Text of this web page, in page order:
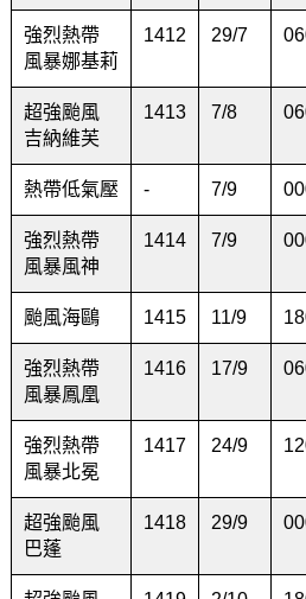
強烈熱帶
風暴娜基莉
1412 29/7
超強颱風
吉納維芙
1413 7/8
熱帶低氣壓 - 7/9
強烈熱帶
風暴風神
1414 7/9
颱風海鷗 1415 11/9
強烈熱帶
風暴鳳凰
1416 17/9
強烈熱帶
風暴北冕
1417 24/9
超強颱風
巴蓬
1418 29/9